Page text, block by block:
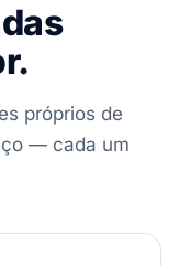
próprios de
— cada um